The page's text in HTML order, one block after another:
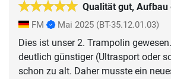
Qualität gut, Aufbau
FM Mai 2025 (BT-35.12.01.03)
Dies ist unser 2. Trampolin
deutlich günstiger (Ultrasport oder
schon zu alt. Daher musste ein